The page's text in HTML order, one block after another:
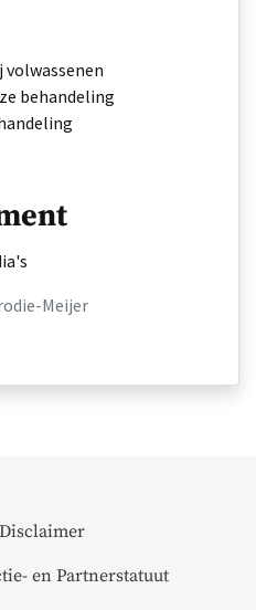
volwassenen
behandeling
Meijer
Disclaimer
en Partnerstatuut